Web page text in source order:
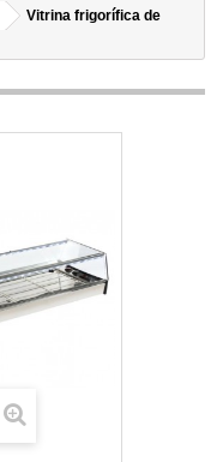
Vitrina frigorífica de